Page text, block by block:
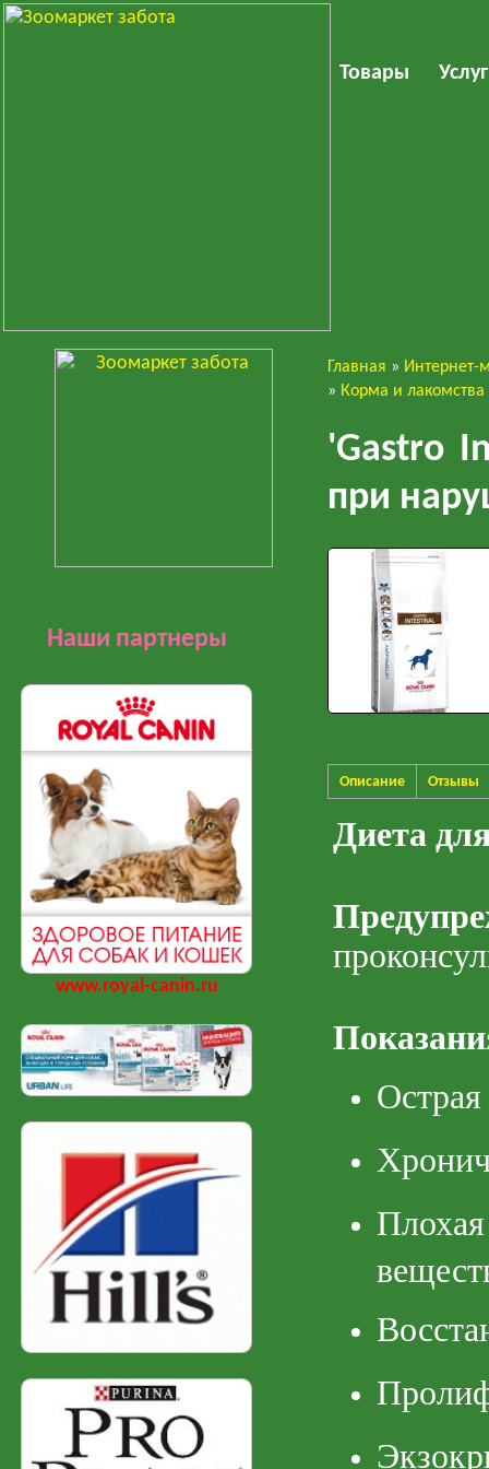
Товары
Наши партнеры
www.royal-canin.ru
Главная » Интернет-
» Корма и лакомства
'Gastro
при
Описание Отзывы
Диета